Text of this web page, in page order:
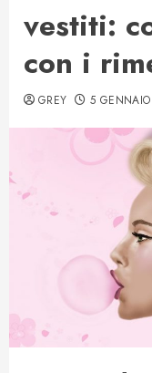
vestiti:
con i
GREY 5